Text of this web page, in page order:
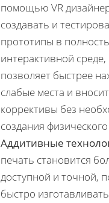
помощью VR
создавать и
прототипы в
интерактивной среде,
позволяет быстрее
слабые места и
коррективы без
создания
Аддитивные
печать становится
доступной и точной,
быстро изготавливать